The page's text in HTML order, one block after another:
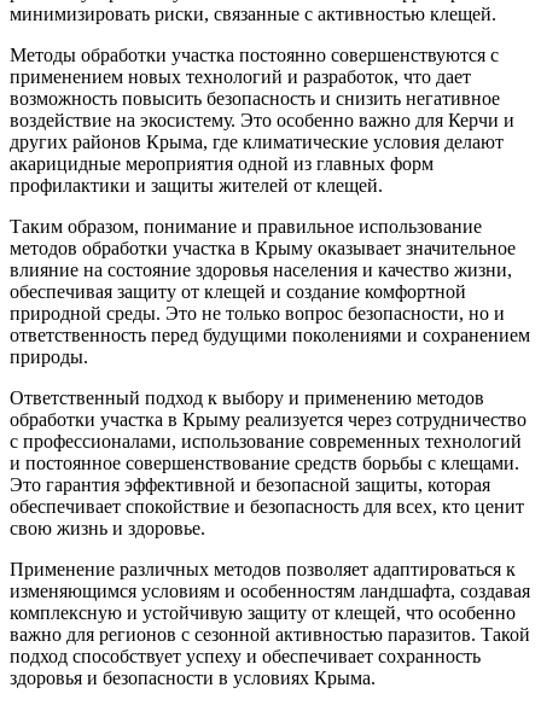
минимизировать риски, связанные с активностью клещей.
Методы обработки участка постоянно совершенствуются с
применением новых технологий и разработок, что дает
возможность повысить безопасность и снизить негативное
воздействие на экосистему. Это особенно важно для Керчи и
других районов Крыма, где климатические условия делают
акарицидные мероприятия одной из главных форм
профилактики и защиты жителей от клещей.
Таким образом, понимание и правильное использование
методов обработки участка в Крыму оказывает значительное
влияние на состояние здоровья населения и качество жизни,
обеспечивая защиту от клещей и создание комфортной
природной среды. Это не только вопрос безопасности, но и
ответственность перед будущими поколениями и сохранением
природы.
Ответственный подход к выбору и применению методов
обработки участка в Крыму реализуется через сотрудничество
с профессионалами, использование современных технологий
и постоянное совершенствование средств борьбы с клещами.
Это гарантия эффективной и безопасной защиты, которая
обеспечивает спокойствие и безопасность для всех, кто ценит
свою жизнь и здоровье.
Применение различных методов позволяет адаптироваться к
изменяющимся условиям и особенностям ландшафта, создавая
комплексную и устойчивую защиту от клещей, что особенно
важно для регионов с сезонной активностью паразитов. Такой
подход способствует успеху и обеспечивает сохранность
здоровья и безопасности в условиях Крыма.